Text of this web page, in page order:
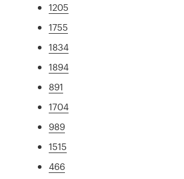
1205
1755
1834
1894
891
1704
989
1515
466